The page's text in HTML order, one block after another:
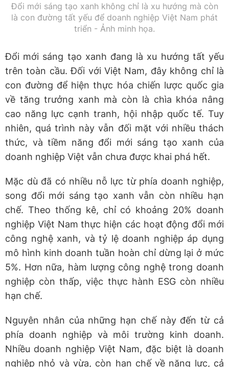
Đổi mới sáng tạo xanh không chỉ là xu hướng mà còn
là con đường tất yếu để doanh nghiệp Việt Nam phát
triển - Ảnh minh họa.
Đổi mới sáng tạo xanh đang là xu hướng tất yếu
trên toàn cầu. Đối với Việt Nam, đây không chỉ là
con đường để hiện thực hóa chiến lược quốc gia
về tăng trưởng xanh mà còn là chìa khóa nâng
cao năng lực cạnh tranh, hội nhập quốc tế. Tuy
nhiên, quá trình này vẫn đối mặt với nhiều thách
thức, và tiềm năng đổi mới sáng tạo xanh của
doanh nghiệp Việt vẫn chưa được khai phá hết.
Mặc dù đã có nhiều nỗ lực từ phía doanh nghiệp,
song đổi mới sáng tạo xanh vẫn còn nhiều hạn
chế. Theo thống kê, chỉ có khoảng 20% doanh
nghiệp Việt Nam thực hiện các hoạt động đổi mới
công nghệ xanh, và tỷ lệ doanh nghiệp áp dụng
mô hình kinh doanh tuần hoàn chỉ dừng lại ở mức
5%. Hơn nữa, hàm lượng công nghệ trong doanh
nghiệp còn thấp, việc thực hành ESG còn nhiều
hạn chế.
Nguyên nhân của những hạn chế này đến từ cả
phía doanh nghiệp và môi trường kinh doanh.
Nhiều doanh nghiệp Việt Nam, đặc biệt là doanh
nghiệp nhỏ và vừa, còn hạn chế về năng lực, cả